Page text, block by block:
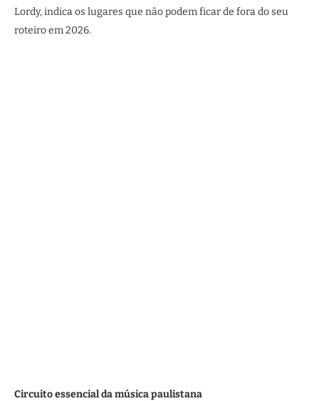
Lordy, indica os lugares que não podem ficar de fora do seu
roteiro em 2026.
Circuito essencial da música paulistana